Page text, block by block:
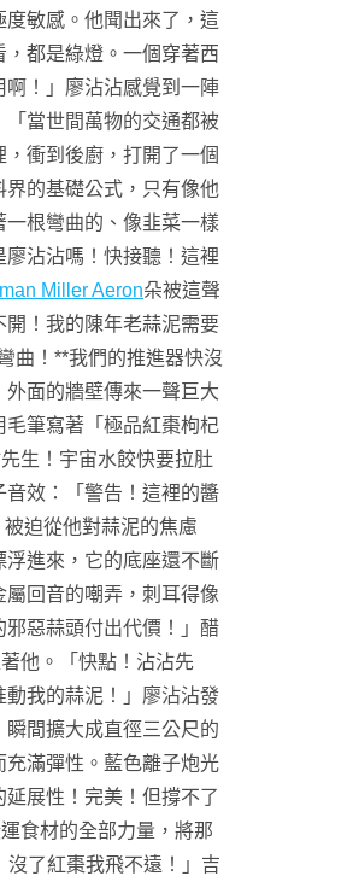
敏感。他聞出來了，這
都是綠燈。一個穿著西
！」廖沾沾感覺到一陣
「當世間萬物的交通都被
衝到後廚，打開了一個
的基礎公式，只有像他
根彎曲的、像韭菜一樣
沾沾嗎！快接聽！這裡
Miller Aeron朵被這聲
！我的陳年老蒜泥需要
曲！**我們的推進器快沒
面的牆壁傳來一聲巨大
筆寫著「極品紅棗枸杞
生！宇宙水餃快要拉肚
效：「警告！這裡的醬
迫從他對蒜泥的焦慮
進來，它的底座還不斷
回音的嘲弄，刺耳得像
惡蒜頭付出代價！」醋
他。「快點！沾沾先
我的蒜泥！」廖沾沾發
間擴大成直徑三公尺的
滿彈性。藍色離子炮光
展性！完美！但撐不了
食材的全部力量，將那
沒了紅棗我飛不遠！」吉